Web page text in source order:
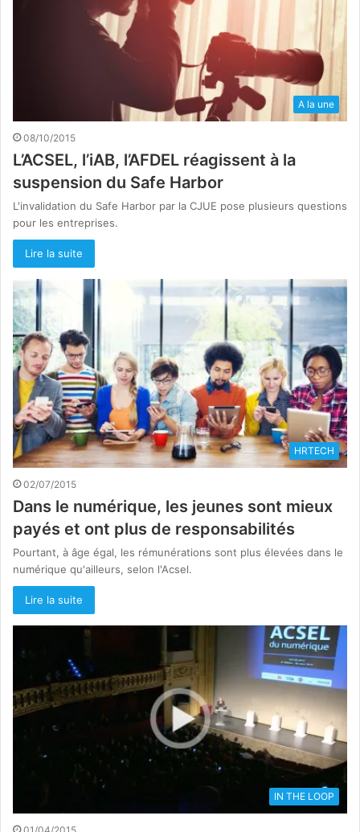
A la une
08/10/2015
L’ACSEL, l’iAB, l’AFDEL réagissent à la
suspension du Safe Harbor
L'invalidation du Safe Harbor par la CJUE pose plusieurs questions
pour les entreprises.
Lire la suite
HRTECH
02/07/2015
Dans le numérique, les jeunes sont mieux
payés et ont plus de responsabilités
Pourtant, à âge égal, les rémunérations sont plus élevées dans le
numérique qu'ailleurs, selon l'Acsel.
Lire la suite
IN THE LOOP